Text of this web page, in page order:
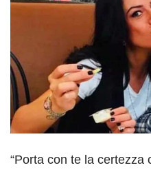
“Porta con te la certezza